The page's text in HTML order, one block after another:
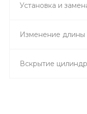
Установка и
Изменение длины
Вскрытие